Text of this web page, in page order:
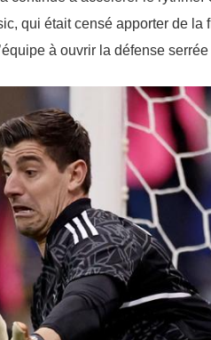
qui était censé apporter de la
à ouvrir la défense serrée